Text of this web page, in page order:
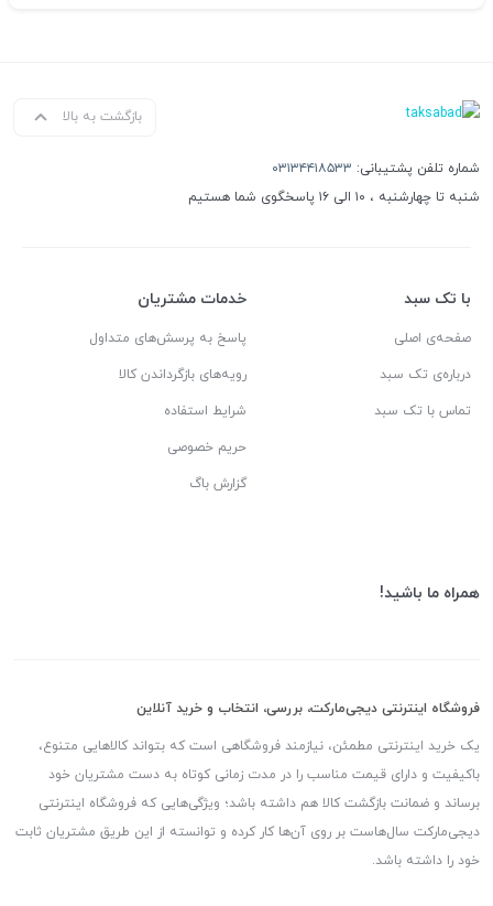
بازگشت به بالا
شماره تلفن پشتیبانی: ۰۳۱۳۴۴۱۸۵۳۳
شنبه تا چهارشنبه ، ۱۰ الی ۱۶ پاسخگوی شما هستیم
با تک سبد
صفحه‌ی اصلی
درباره‌ی تک سبد
تماس با تک سبد
خدمات مشتریان
پاسخ به پرسش‌های متداول
رویه‌های بازگرداندن کالا
شرایط استفاده
حریم خصوصی
گزارش باگ
همراه ما باشید!
فروشگاه اینترنتی دیجی‌مارکت، بررسی، انتخاب و خرید آنلاین
یک خرید اینترنتی مطمئن، نیازمند فروشگاهی است که بتواند کالاهایی متنوع،
باکیفیت و دارای قیمت مناسب را در مدت زمانی کوتاه به دست مشتریان خود
برساند و ضمانت بازگشت کالا هم داشته باشد؛ ویژگی‌هایی که فروشگاه اینترنتی
دیجی‌مارکت سال‌هاست بر روی آن‌ها کار کرده و توانسته از این طریق مشتریان ثابت
خود را داشته باشد.